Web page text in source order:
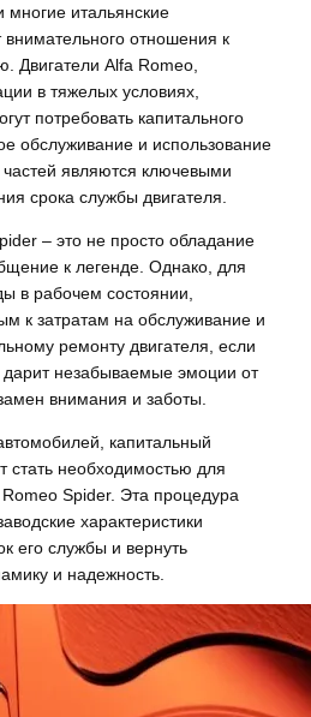
многие итальянские
отношения к
Двигатели Alfa Romeo,
в тяжелых условиях,
потребовать капитального
обслуживание и использование
частей являются ключевыми
срока службы двигателя.
– это не просто обладание
к легенде. Однако, для
в рабочем состоянии,
к затратам на обслуживание и
ремонту двигателя, если
дарит незабываемые эмоции от
внимания и заботы.
капитальный
стать необходимостью для
Spider. Эта процедура
характеристики
его службы и вернуть
и надежность.